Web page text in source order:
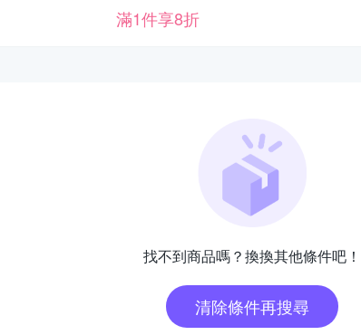
滿1件享8折
找不到商品嗎？換換其他條件吧！
清除條件再搜尋